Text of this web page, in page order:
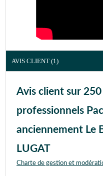
AVIS CLIENT (1)
Avis client sur
professionnels
anciennement Le
LUGAT
Charte de gestion et